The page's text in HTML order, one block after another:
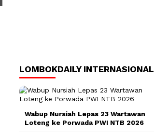
LOMBOKDAILY INTERNASIONAL
Wabup Nursiah Lepas 23 Wartawan
Loteng ke Porwada PWI NTB 2026